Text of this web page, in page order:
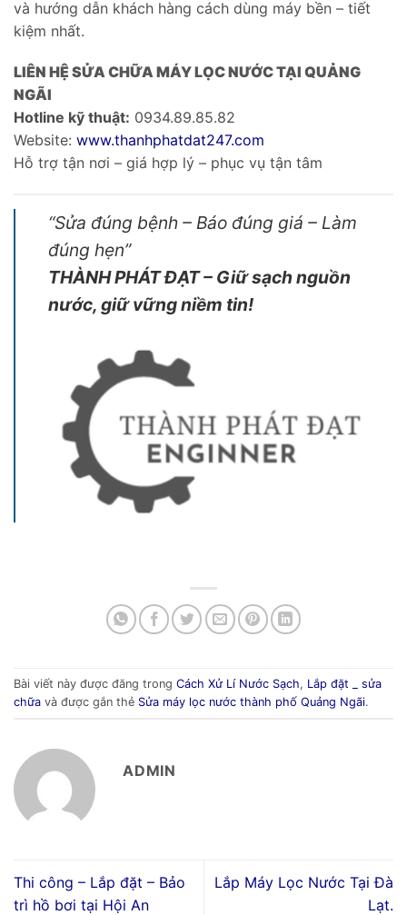
và hướng dẫn khách hàng cách dùng máy bền – tiết
kiệm nhất.
LIÊN HỆ SỬA CHỮA MÁY LỌC NƯỚC TẠI QUẢNG
NGÃI
Hotline kỹ thuật: 0934.89.85.82
Website: www.thanhphatdat247.com
Hỗ trợ tận nơi – giá hợp lý – phục vụ tận tâm
“Sửa đúng bệnh – Báo đúng giá – Làm
đúng hẹn”
THÀNH PHÁT ĐẠT – Giữ sạch nguồn
nước, giữ vững niềm tin!
Bài viết này được đăng trong Cách Xử Lí Nước Sạch, Lắp đặt _ sửa
chữa và được gắn thẻ Sửa máy lọc nước thành phố Quảng Ngãi.
ADMIN
Thi công – Lắp đặt – Bảo
trì hồ bơi tại Hội An
Lắp Máy Lọc Nước Tại Đà
Lạt.